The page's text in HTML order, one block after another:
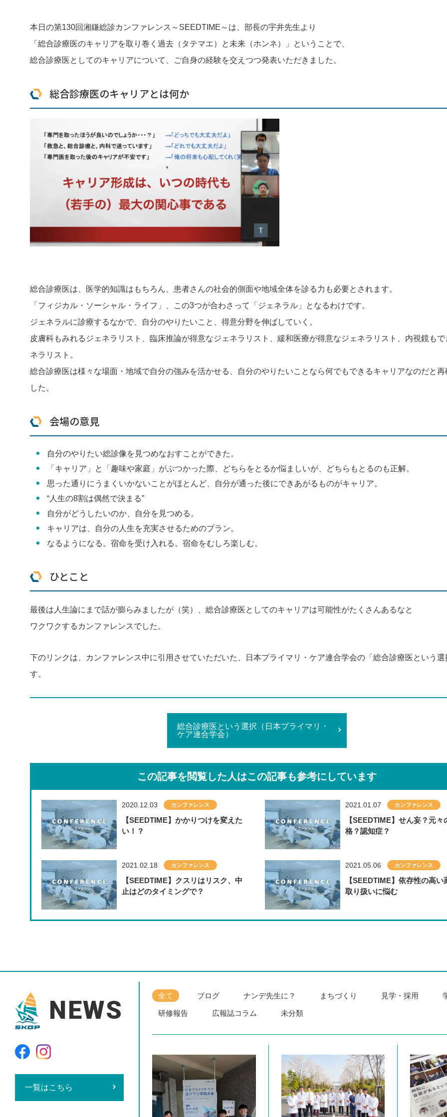
本日の第130回湘鎌総診カンファレンス～SEEDTIME～は、部長の宇井先生より
「総合診療医のキャリアを取り巻く過去（タテマエ）と未来（ホンネ）」ということで、
総合診療医としてのキャリアについて、ご自身の経験を交えつつ発表いただきました。
総合診療医のキャリアとは何か
総合診療医は、医学的知識はもちろん、患者さんの社会的側面や地域全体を診る力も必要とされます。
「フィジカル・ソーシャル・ライフ」、この3つが合わさって「ジェネラル」となるわけです。
ジェネラルに診療するなかで、自分のやりたいこと、得意分野を伸ばしていく。
皮膚科もみれるジェネラリスト、臨床推論が得意なジェネラリスト、緩和医療が得意なジェネラリスト、内視鏡も
ネラリスト。
総合診療医は様々な場面・地域で自分の強みを活かせる、自分のやりたいことなら何でもできるキャリアなのだと再
した。
会場の意見
自分のやりたい総診像を見つめなおすことができた。
「キャリア」と「趣味や家庭」がぶつかった際、どちらをとるか悩ましいが、どちらもとるのも正解。
思った通りにうまくいかないことがほとんど、自分が通った後にできあがるものがキャリア。
“人生の8割は偶然で決まる”
自分がどうしたいのか、自分を見つめる。
キャリアは、自分の人生を充実させるためのプラン。
なるようになる。宿命を受け入れる。宿命をむしろ楽しむ。
ひとこと
最後は人生論にまで話が膨らみましたが（笑）、総合診療医としてのキャリアは可能性がたくさんあるなと
ワクワクするカンファレンスでした。
下のリンクは、カンファレンス中に引用させていただいた、日本プライマリ・ケア連合学会の「総合診療医という選
す。
総合診療医という選択（日本プライマリ・
ケア連合学会）
この記事を閲覧した人はこの記事も参考にしています
2020.12.03 カンファレンス
【SEEDTIME】かかりつけを変えた
い！？
2021.01.07 カンファレンス
【SEEDTIME】せん妄？元々
格？認知症？
2021.02.18 カンファレンス
【SEEDTIME】クスリはリスク、中
止はどのタイミングで？
2021.05.06 カンファレンス
【SEEDTIME】依存性の高い
取り扱いに悩む
NEWS
一覧はこちら
全て ブログ ナンデ先生に？ まちづくり 見学・採用
研修報告 広報誌コラム 未分類